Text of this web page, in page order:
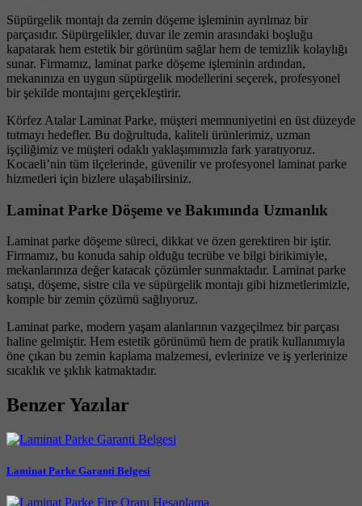
Süpürgelik montajı da zemin döşeme işleminin ayrılmaz bir
parçasıdır. Süpürgelikler, duvar ile zemin arasındaki boşluğu
kapatarak hem estetik bir görünüm sağlar hem de temizlik kolaylığı
sunar. Firmamız, laminat parke döşeme işleminin ardından,
mekanınıza en uygun süpürgelik modellerini seçerek, profesyonel
bir şekilde montajını gerçekleştirir.
Körfez Atalar Laminat Parke, müşteri memnuniyetini en üst düzeyde
tutmayı hedefler. Bu doğrultuda, kaliteli ürünlerimiz, uzman
işçiliğimiz ve müşteri odaklı yaklaşımımızla fark yaratıyoruz.
Kocaeli’nin tüm ilçelerinde, güvenilir ve profesyonel laminat parke
hizmetleri için bizlere ulaşabilirsiniz.
Laminat Parke Döşeme ve Bakımında Uzmanlık
Laminat parke döşeme süreci, dikkat ve özen gerektiren bir iştir.
Firmamız, bu konuda sahip olduğu tecrübe ve bilgi birikimiyle,
mekanlarınıza değer katacak çözümler sunmaktadır. Laminat parke
satışı, döşeme, sistre cila ve süpürgelik montajı gibi hizmetlerimizle,
komple bir zemin çözümü sağlıyoruz.
Laminat parke, modern yaşam alanlarının vazgeçilmez bir parçası
haline gelmiştir. Hem estetik görünümü hem de pratik kullanımıyla
öne çıkan bu zemin kaplama malzemesi, evlerinize ve iş yerlerinize
sıcaklık ve şıklık katmaktadır.
Benzer Yazılar
Laminat Parke Garanti Belgesi